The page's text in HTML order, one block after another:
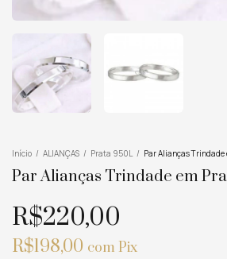
Início / ALIANÇAS / Prata 950L / Par Alianças
Par Alianças Trindade em
R$220,00
R$198,00 com Pix